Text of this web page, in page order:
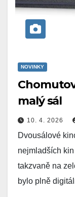
NOVINKY
malý sál
10. 4. 2026
Dvousálové
nejmladších
takzvaně na
bylo plně